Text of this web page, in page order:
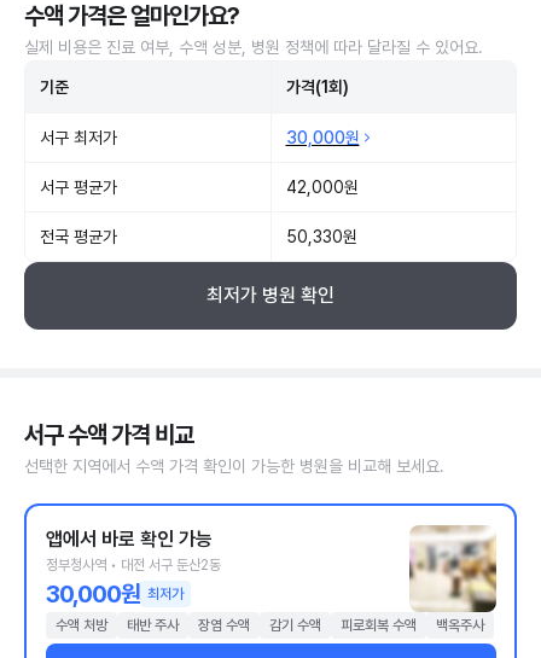
수액 가격은 얼마인가요?
실제 비용은 진료 여부, 수액 성분, 병원 정책에 따라 달라질 수 있어요.
기준 가격(1회)
서구 최저가 30,000원
서구 평균가 42,000원
전국 평균가 50,330원
최저가 병원 확인
서구 수액 가격 비교
선택한 지역에서 수액 가격 확인이 가능한 병원을 비교해 보세요.
앱에서 바로 확인 가능
정부청사역 • 대전 서구 둔산2동
30,000원 최저가
수액 처방
태반 주사 장염 수액 감기 수액 피로회복 수액 백옥주사